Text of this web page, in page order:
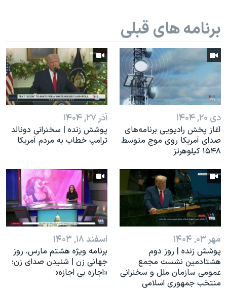
همایش محافظه‌کاران آمریکا «سی‌پک»
صفحه‌های ویژه
سفر پرزیدنت ترامپ به چین
برنامه های قبلی
دی ۲۰, ۱۴۰۴
آغاز پخش رادیویی برنامه‌های
صدای آمریکا روی موج متوسط
۱۵۴۸ کیلوهرتز
آذر ۲۷, ۱۴۰۴
پوشش زنده | سخنرانی دونالد
ترامپ خطاب به مردم آمریکا
مهر ۰۳, ۱۴۰۴
پوشش زنده | روز دوم
هشتادمین نشست مجمع
عمومی سازمان ملل و سخنرانی
منتخب جمهوری اسلامی
اسفند ۱۸, ۱۴۰۳
برنامه ویژه هشتم مارس، روز
جهانی زن | شنیدن صدای زن؛
«اجازه بی اجازه»